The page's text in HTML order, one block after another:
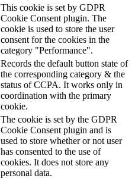
This cookie is set by GDPR
Cookie Consent plugin. The
cookie is used to store the user
consent for the cookies in the
category "Performance".
Records the default button state of
the corresponding category & the
status of CCPA. It works only in
coordination with the primary
cookie.
The cookie is set by the GDPR
Cookie Consent plugin and is
used to store whether or not user
has consented to the use of
cookies. It does not store any
personal data.